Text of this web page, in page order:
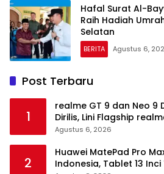
Hafal Surat Al-
Raih Hadiah
Selatan
BERITA Agustus 6,
Post Terbaru
1
realme GT 9 dan Neo 9
Dirilis, Lini Flagship
Agustus 6, 2026
2
Huawei MatePad Pro
Indonesia, Tablet 13